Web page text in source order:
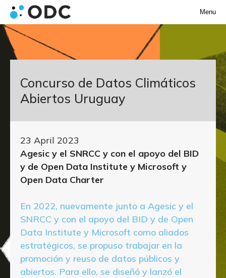
Menu
Concurso de Datos Climáticos
Abiertos Uruguay
23 April 2023
Agesic y el SNRCC y con el apoyo del BID
y de Open Data Institute y Microsoft y
Open Data Charter
En 2022, nuevamente junto a Agesic y el
SNRCC y con el apoyo del BID y de Open
Data Institute y Microsoft como aliados
estratégicos, se propuso trabajar en la
promoción y reuso de datos públicos y
abiertos. Para ello, se diseñó y lanzó el